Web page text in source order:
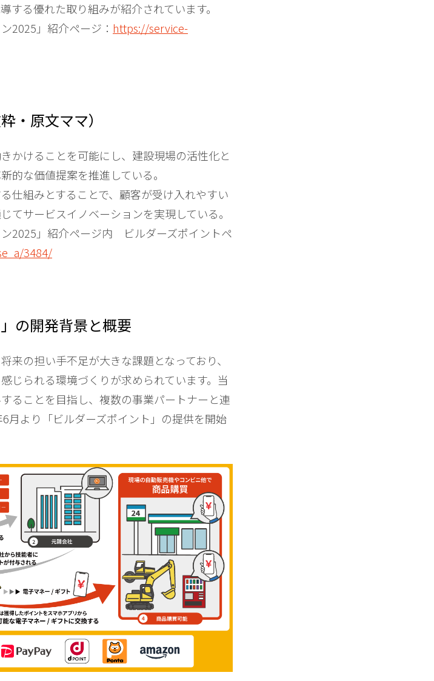
する優れた取り組みが紹介されています。
2025」紹介ページ： https://service-
・原文ママ）
かけることを可能にし、建設現場の活性化と
的な価値提案を推進している。
仕組みとすることで、顧客が受け入れやすい
てサービスイノベーションを実現している。
2025」紹介ページ内 ビルダーズポイントペ
3484/
の開発背景と概要
来の担い手不足が大きな課題となっており、
じられる環境づくりが求められています。当
ることを目指し、複数の事業パートナーと連
月より「ビルダーズポイント」の提供を開始